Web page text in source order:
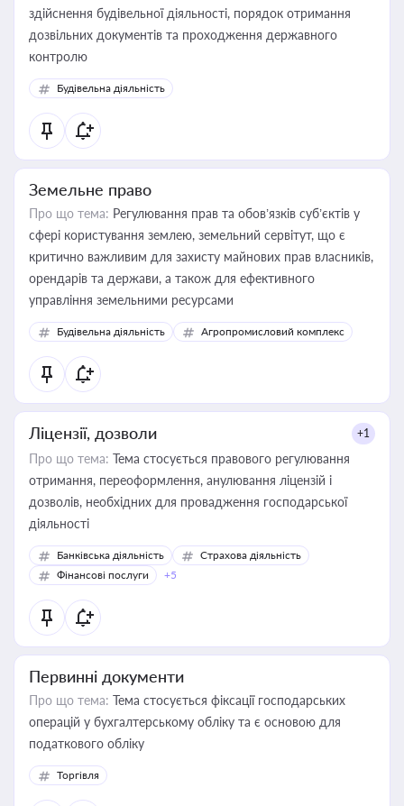
здійснення будівельної діяльності, порядок отримання
дозвільних документів та проходження державного
контролю
Будівельна діяльність
Земельне право
Про що тема: Регулювання прав та обов’язків суб’єктів у
сфері користування землею, земельний сервітут, що є
критично важливим для захисту майнових прав власників,
орендарів та держави, а також для ефективного
управління земельними ресурсами
Будівельна діяльність Агропромисловий комплекс
Ліцензії, дозволи +1
Про що тема: Тема стосується правового регулювання
отримання, переоформлення, анулювання ліцензій і
дозволів, необхідних для провадження господарської
діяльності
Банківська діяльність
Страхова діяльність
Фінансові послуги
+5
Первинні документи
Про що тема: Тема стосується фіксації господарських
операцій у бухгалтерському обліку та є основою для
податкового обліку
Торгівля